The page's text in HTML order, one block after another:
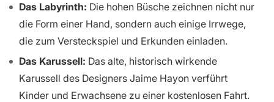
Das Labyrinth: Die hohen Büsche zeichnen nicht nur
die Form einer Hand, sondern auch einige Irrwege,
die zum Versteckspiel und Erkunden einladen.
Das Karussell: Das alte, historisch wirkende
Karussell des Designers Jaime Hayon verführt
Kinder und Erwachsene zu einer kostenlosen Fahrt.